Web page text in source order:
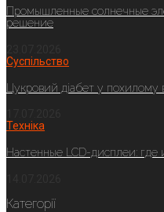
Промышленные солнечные
решение
Суспільство
Цукровий діабет у похилому
Техніка
Настенные LCD-дисплеи: где
Категорії